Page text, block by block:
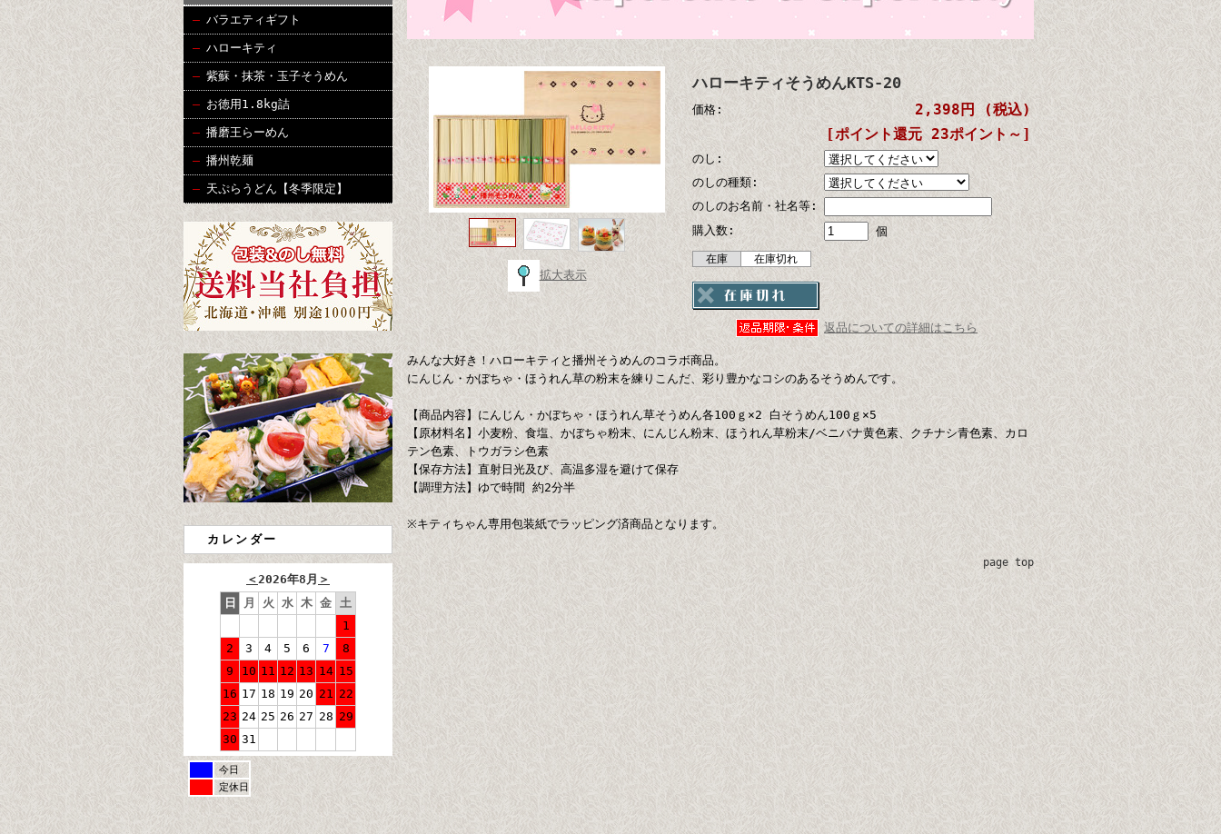
バラエティギフト
ハローキティ
紫蘇・抹茶・玉子そうめん
お徳用1.8kg詰
播磨王らーめん
播州乾麺
天ぷらうどん【冬季限定】
カレンダー
＜2026年8月 ＞
日
月 火 水 木 金 土
1
2
3 4 5 6 7
8
9
10 11 12 13 14 15
16 17 18 19 20 21 22
23 24 25 26 27 28 29
30 31
今日
定休日
拡大表示
ハローキティそうめんKTS-20
価格:
2,398円 (税込)
[ポイント還元 23ポイント～]
のし:
のしの種類:
のしのお名前・社名等:
購入数:
個
在庫 在庫切れ
返品についての詳細はこちら
みんな大好き！ハローキティと播州そうめんのコラボ商品。
にんじん・かぼちゃ・ほうれん草の粉末を練りこんだ、彩り豊かなコシのあるそうめんです。
【商品内容】にんじん・かぼちゃ・ほうれん草そうめん各100ｇ×2 白そうめん100ｇ×5
【原材料名】小麦粉、食塩、かぼちゃ粉末、にんじん粉末、ほうれん草粉末/ベニバナ黄色素、クチナシ青色素、カロ
テン色素、トウガラシ色素
【保存方法】直射日光及び、高温多湿を避けて保存
【調理方法】ゆで時間 約2分半
※キティちゃん専用包装紙でラッピング済商品となります。
page top